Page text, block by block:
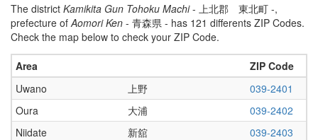
The district Kamikita Gun Tohoku Machi- 上北郡 東北町 -,
prefecture of Aomori Ken - 青森県 - has 121 differents ZIP Codes.
Check the map below to check your ZIP Code.
Area
ZIP Code
Uwano
上野
039-2401
Oura
大浦
039-2402
Niidate
新舘
039-2403